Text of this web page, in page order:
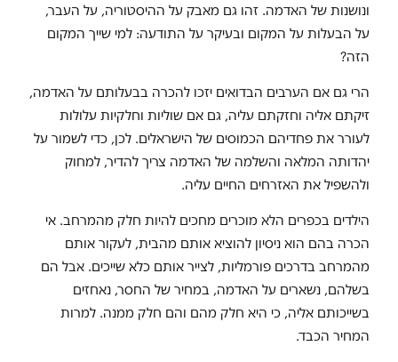
ונושנות של האדמה. זהו גם מאבק על ההיסטוריה, על העבר,
על הבעלות על המקום ובעיקר על התודעה: למי שייך המקום
הזה?
הרי גם אם הערבים הבדואים יזכו להכרה בבעלותם על האדמה,
זיקתם אליה וחזקתם עליה, גם אם שוליות וחלקיות עלולות
לעורר את פחדיהם הכמוסים של הישראלים. לכן, כדי לשמור על
יהדותה המלאה והשלמה של האדמה צריך להדיר, למחוק
ולהשפיל את האזרחים החיים עליה.
הילדים בכפרים הלא מוכרים מחכים להיות חלק מהמרחב. אי
הכרה בהם הוא ניסיון להוציא אותם מהבית, לעקור אותם
מהמרחב בדרכים פורמליות, לצייר אותם כלא שייכים. אבל הם
בשלהם, נשארים על האדמה, במחיר של החסר, נאחזים
בשייכותם אליה, כי היא חלק מהם והם חלק ממנה. למרות
המחיר הכבד.